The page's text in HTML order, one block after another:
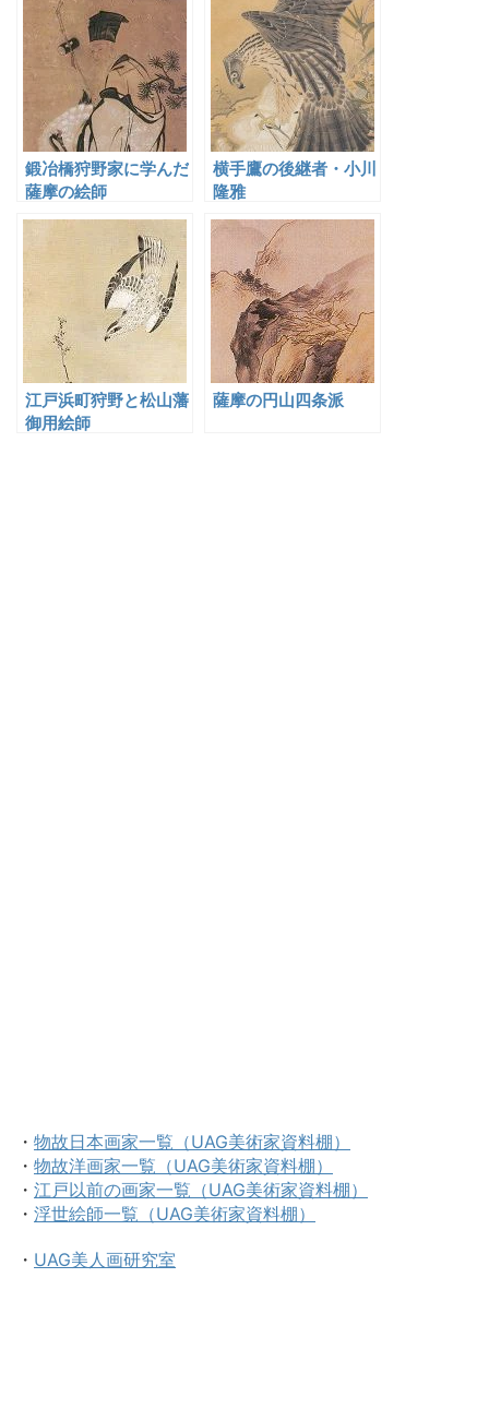
鍛冶橋狩野家に学んだ
薩摩の絵師
横手鷹の後継者・小川
隆雅
江戸浜町狩野と松山藩
御用絵師
薩摩の円山四条派
・ 物故日本画家一覧（UAG美術家資料棚）
・ 物故洋画家一覧（UAG美術家資料棚）
・ 江戸以前の画家一覧（UAG美術家資料棚）
・ 浮世絵師一覧（UAG美術家資料棚）
・ UAG美人画研究室